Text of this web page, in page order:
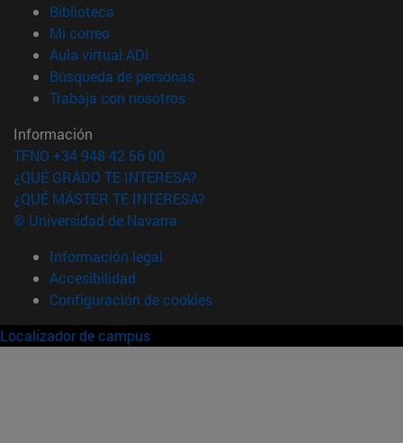
Biblioteca
Mi correo(abre en nueva ventana)
Aula virtual ADI
Búsqueda de personas(abre en nueva ventana)
Trabaja con nosotros(abre en nueva ventana)
Información
TFNO +34 948 42 56 00
¿QUÉ GRADO TE INTERESA?
¿QUÉ MÁSTER TE INTERESA?
© Universidad de Navarra
Información legal
Accesibilidad
Configuración de cookies
Localizador de campus